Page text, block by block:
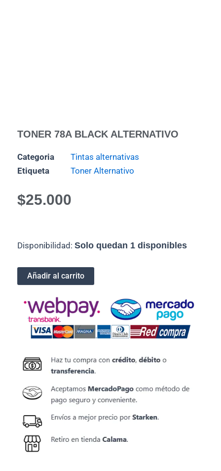
TONER 78A BLACK ALTERNATIVO
Categoria
Tintas alternativas
Etiqueta
Toner Alternativo
$25.000
Disponibilidad: Solo quedan 1 disponibles
TONER
ALTERNATIVO
Añadir al carrito